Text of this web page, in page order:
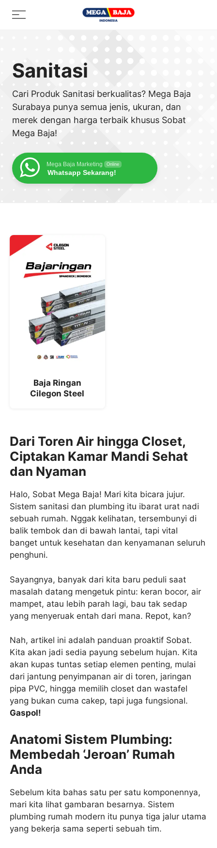
Menu
Sanitasi
Cari Produk Sanitasi berkualitas? Mega Baja
Surabaya punya semua jenis, ukuran, dan
merek dengan harga terbaik khusus Sobat
Mega Baja!
Mega Baja Marketing Online
Whatsapp Sekarang!
Baja Ringan
Cilegon Steel
Dari Toren Air hingga Closet,
Ciptakan Kamar Mandi Sehat
dan Nyaman
Halo, Sobat Mega Baja! Mari kita bicara jujur.
Sistem sanitasi dan plumbing itu ibarat urat nadi
sebuah rumah. Nggak kelihatan, tersembunyi di
balik tembok dan di bawah lantai, tapi vital
banget untuk kesehatan dan kenyamanan seluruh
penghuni.
Sayangnya, banyak dari kita baru peduli saat
masalah datang mengetuk pintu: keran bocor, air
mampet, atau lebih parah lagi, bau tak sedap
yang menyeruak entah dari mana. Repot, kan?
Nah, artikel ini adalah panduan proaktif Sobat.
Kita akan jadi sedia payung sebelum hujan. Kita
akan kupas tuntas setiap elemen penting, mulai
dari jantung penyimpanan air di toren, jaringan
pipa PVC, hingga memilih closet dan wastafel
yang bukan cuma cakep, tapi juga fungsional.
Gaspol!
Anatomi Sistem Plumbing:
Membedah ‘Jeroan’ Rumah
Anda
Sebelum kita bahas satu per satu komponennya,
mari kita lihat gambaran besarnya. Sistem
plumbing rumah modern itu punya tiga jalur utama
yang bekerja sama seperti sebuah tim.